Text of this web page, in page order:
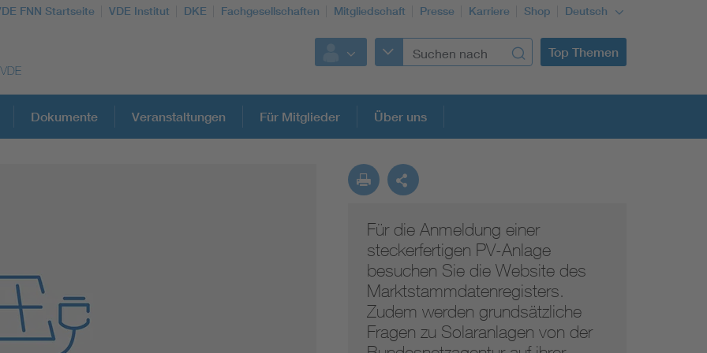
FNN Startseite VDE Institut DKE Fachgesellschaften Mitgliedschaft Presse Karriere Shop Deutsch
Top Themen
Versorgungsqualität Stromnetze
Dokumente Veranstaltungen Für Mitglieder Über uns
Für die Anmeldung einer
steckerfertigen PV-Anlage
besuchen Sie die Website des
Marktstammdatenregisters.
Zudem werden grundsätzliche
Fragen zu Solaranlagen von der